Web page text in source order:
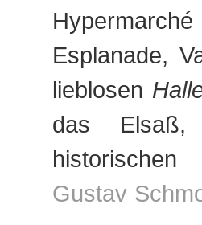
Esplanade,
lieblosen
das
Gustav